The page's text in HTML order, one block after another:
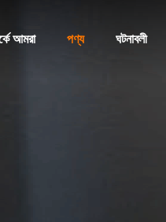
আমরা পণ্য ঘটনাবলী